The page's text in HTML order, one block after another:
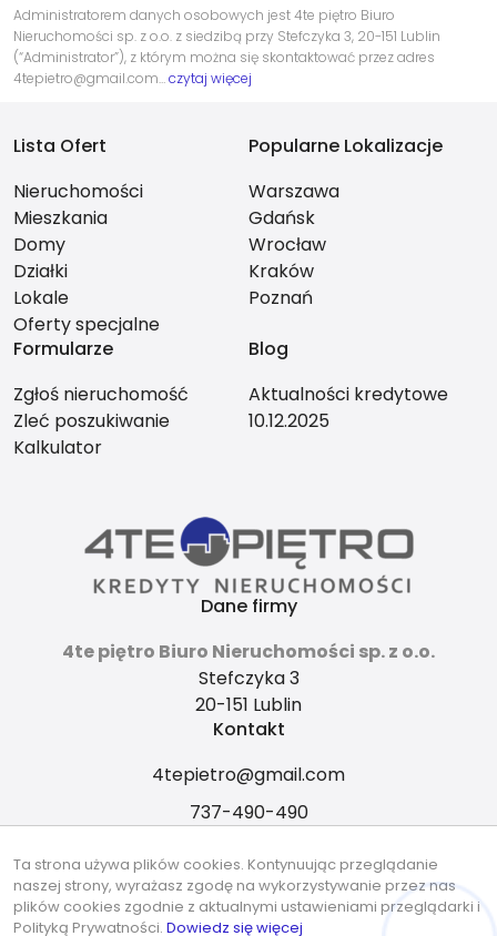
Administratorem danych osobowych jest 4te piętro Biuro
Nieruchomości sp. z o.o. z siedzibą przy Stefczyka 3, 20-151 Lublin
(“Administrator”), z którym można się skontaktować przez adres
4tepietro@gmail.com…czytaj więcej
Lista Ofert
Nieruchomości
Mieszkania
Domy
Działki
Lokale
Oferty specjalne
Popularne Lokalizacje
Warszawa
Gdańsk
Wrocław
Kraków
Poznań
Formularze
Zgłoś nieruchomość
Zleć poszukiwanie
Kalkulator
Blog
Aktualności kredytowe
10.12.2025
Dane firmy
4te piętro Biuro Nieruchomości sp. z o.o.
Stefczyka 3
20-151 Lublin
Kontakt
4tepietro@gmail.com
737-490-490
Ta strona używa plików cookies. Kontynuując przeglądanie
naszej strony, wyrażasz zgodę na wykorzystywanie przez nas
plików cookies zgodnie z aktualnymi ustawieniami przeglądarki i
Polityką Prywatności. Dowiedz się więcej